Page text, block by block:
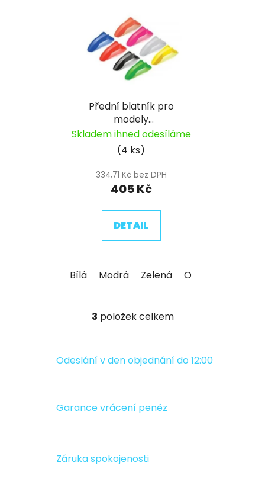
Přední blatník pro
modely
LITE/START/PILOT/SP
pitbike YCF
Skladem ihned odesíláme
(4 ks)
334,71 Kč bez DPH
405 Kč
DETAIL
Bílá Modrá Zelená Oranžová
O
á
c
í
v
k
3 položek celkem
Odeslání v den objednání do 12:00
Garance vrácení peněz
Záruka spokojenosti